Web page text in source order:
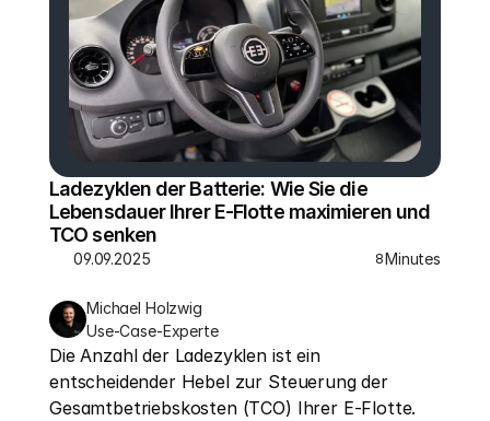
Ladezyklen der Batterie: Wie Sie die
Lebensdauer Ihrer E-Flotte maximieren und
TCO senken
09.09.2025 8Minutes
Michael Holzwig
Use-Case-Experte
Die Anzahl der Ladezyklen ist ein
entscheidender Hebel zur Steuerung der
Gesamtbetriebskosten (TCO) Ihrer E-Flotte.